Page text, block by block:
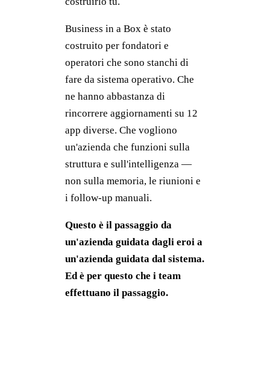
Business in a Box è stato
costruito per fondatori e
operatori che sono stanchi di
fare da sistema operativo. Che
ne hanno abbastanza di
rincorrere aggiornamenti su 12
app diverse. Che vogliono
un'azienda che funzioni sulla
struttura e sull'intelligenza —
non sulla memoria, le riunioni e
i follow-up manuali.
Questo è il passaggio da
un'azienda guidata dagli eroi a
un'azienda guidata dal sistema.
Ed è per questo che i team
effettuano il passaggio.